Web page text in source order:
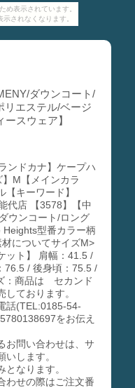
め表示されています。
されなくなります。
ダウンコート/
リエステル/ベージ
スウェア】
ンドカナ】ケープハ
M【メインカラ
ル【キーワード】
代店 【3578】【中
ウンコート/ロング
型番カラー柄
についてサイズM>
ット】 肩幅：41.5 /
76.5 / 後身頃：75.5 /
：商品は セカンド
ております。
話(TEL:0185-54-
をお伝え
お問い合わせは、サ
します。
なります。
わせの際はご注文番